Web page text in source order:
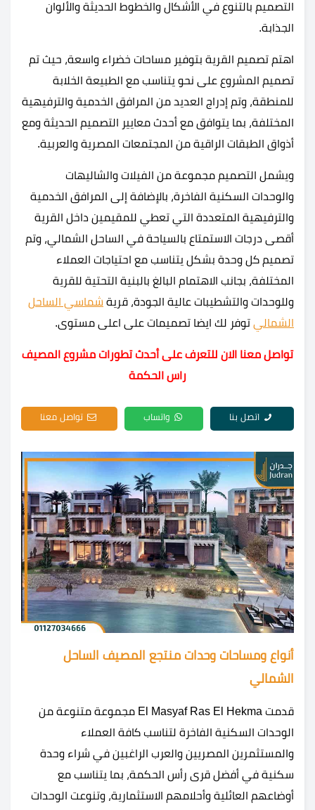
التصميم بالتنوع في الأشكال والخطوط الحديثة والألوان
الجذابة.
اهتم تصميم القرية بتوفير مساحات خضراء واسعة، حيث تم
تصميم المشروع على نحو يتناسب مع الطبيعة الخلابة
للمنطقة، وتم إدراج العديد من المرافق الخدمية والترفيهية
المختلفة، بما يتوافق مع أحدث معايير التصميم الحديثة ومع
أذواق الطبقات الراقية من المجتمعات المصرية والعربية.
ويشمل التصميم مجموعة من الفيلات والشاليهات
والوحدات السكنية الفاخرة، بالإضافة إلى المرافق الخدمية
والترفيهية المتعددة التي تعطي للمقيمين داخل القرية
أقصى درجات الاستمتاع بالسياحة في الساحل الشمالي، وتم
تصميم كل وحدة بشكل يتناسب مع احتياجات العملاء
المختلفة، بجانب الاهتمام البالغ بالبنية التحتية للقرية
وللوحدات والتشطيبات عالية الجودة، قرية شماسي الساحل
الشمالي توفر لك ايضا تصميمات على اعلى مستوى.
تواصل معنا الان للتعرف على أحدث تطورات مشروع المصيف
راس الحكمة
اتصل بنا واتساب تواصل معنا
أنواع ومساحات وحدات منتجع المصيف الساحل
الشمالي
قدمت El Masyaf Ras El Hekma مجموعة متنوعة من
الوحدات السكنية الفاخرة لتناسب كافة العملاء
والمستثمرين المصريين والعرب الراغبين في شراء وحدة
سكنية في أفضل قرى رأس الحكمة، بما يتناسب مع
أوضاعهم العائلية وأحلامهم الاستثمارية، وتنوعت الوحدات